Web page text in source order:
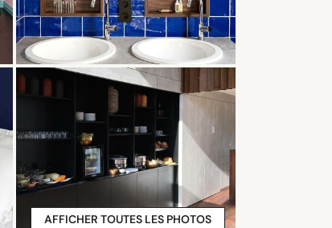
AFFICHER TOUTES LES PHOTOS